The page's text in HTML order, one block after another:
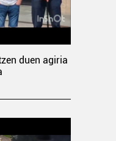
duen agiria